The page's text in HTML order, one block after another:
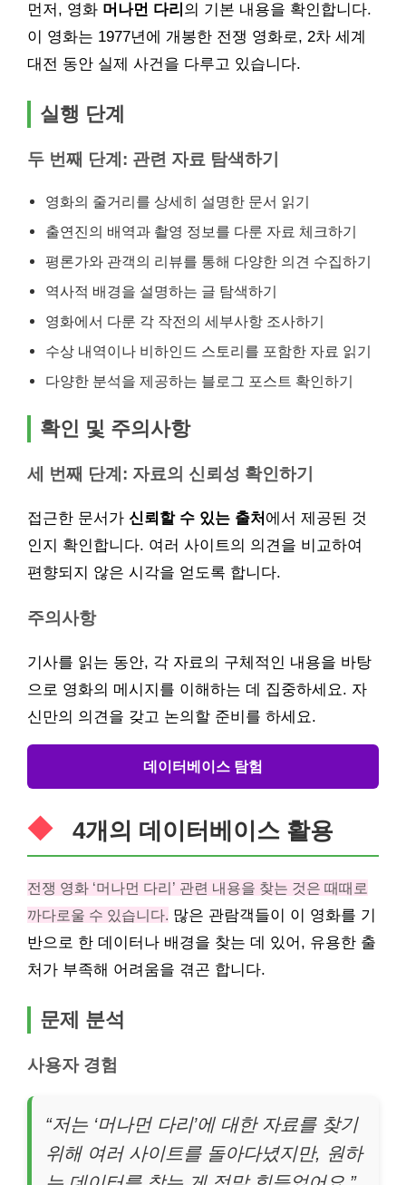
먼저, 영화 머나먼 다리 의 기본 내용을 확인합니다.
이 영화는 1977년에 개봉한 전쟁 영화로, 2차 세계
대전 동안 실제 사건을 다루고 있습니다.
실행 단계
두 번째 단계: 관련 자료 탐색하기
영화의 줄거리를 상세히 설명한 문서 읽기
출연진의 배역과 촬영 정보를 다룬 자료 체크하기
평론가와 관객의 리뷰를 통해 다양한 의견 수집하기
역사적 배경을 설명하는 글 탐색하기
영화에서 다룬 각 작전의 세부사항 조사하기
수상 내역이나 비하인드 스토리를 포함한 자료 읽기
다양한 분석을 제공하는 블로그 포스트 확인하기
확인 및 주의사항
세 번째 단계: 자료의 신뢰성 확인하기
접근한 문서가 신뢰할 수 있는 출처 에서 제공된 것
인지 확인합니다. 여러 사이트의 의견을 비교하여
편향되지 않은 시각을 얻도록 합니다.
주의사항
기사를 읽는 동안, 각 자료의 구체적인 내용을 바탕
으로 영화의 메시지를 이해하는 데 집중하세요. 자
신만의 의견을 갖고 논의할 준비를 하세요.
데이터베이스 탐험
4개의 데이터베이스 활용
전쟁 영화 ‘머나먼 다리’ 관련 내용을 찾는 것은 때때로
까다로울 수 있습니다. 많은 관람객들이 이 영화를 기
반으로 한 데이터나 배경을 찾는 데 있어, 유용한 출
처가 부족해 어려움을 겪곤 합니다.
문제 분석
사용자 경험
“저는 ‘머나먼 다리’에 대한 자료를 찾기
위해 여러 사이트를 돌아다녔지만, 원하